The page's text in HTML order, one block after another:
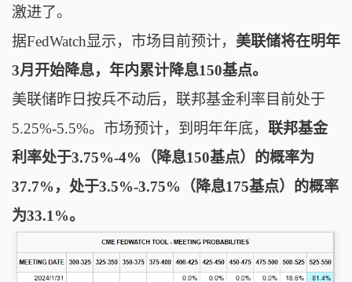
激进了。
据FedWatch显示，市场目前预计， 美联储将在明年
3月开始降息，年内累计降息150基点。
美联储昨日按兵不动后，联邦基金利率目前处于
5.25%-5.5%。市场预计，到明年年底， 联邦基金
利率处于3.75%-4%（降息150基点）的概率为
37.7%，处于3.5%-3.75%（降息175基点）的概率
为33.1%。